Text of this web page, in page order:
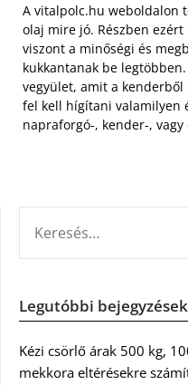
A vitalpolc.hu weboldalon
olaj mire jó. Részben
viszont a minőségi és
kukkantanak be
vegyület, amit a
fel kell hígítani valamilyen
napraforgó-, kender-, vagy
Legutóbbi bejegyzések
Kézi csörlő árak 500 kg,
mekkora eltérésekre